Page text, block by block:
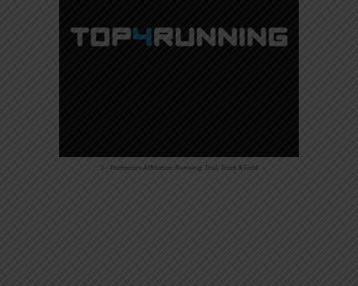
3 – Partenaire Affiliation Running, Trail, Track & Field